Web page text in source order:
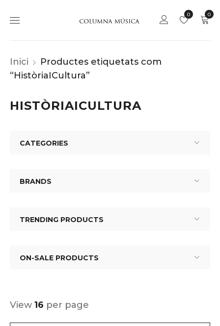
0
0
Inici
Productes etiquetats com
“HistòriaICultura”
HISTÒRIAICULTURA
CATEGORIES
BRANDS
TRENDING PRODUCTS
ON-SALE PRODUCTS
View 16 per page